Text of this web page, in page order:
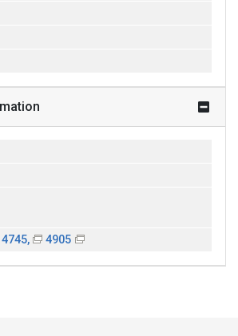
4745, 4905